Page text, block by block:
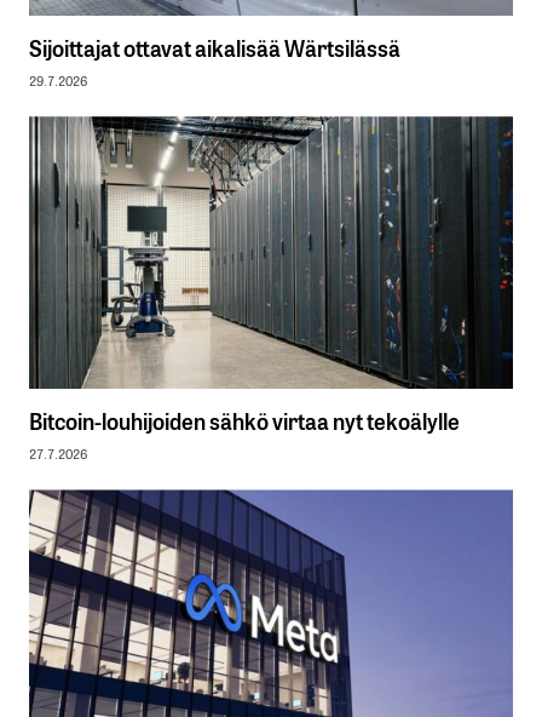
Sijoittajat ottavat aikalisää Wärtsilässä
29.7.2026
Bitcoin-louhijoiden sähkö virtaa nyt tekoälylle
27.7.2026